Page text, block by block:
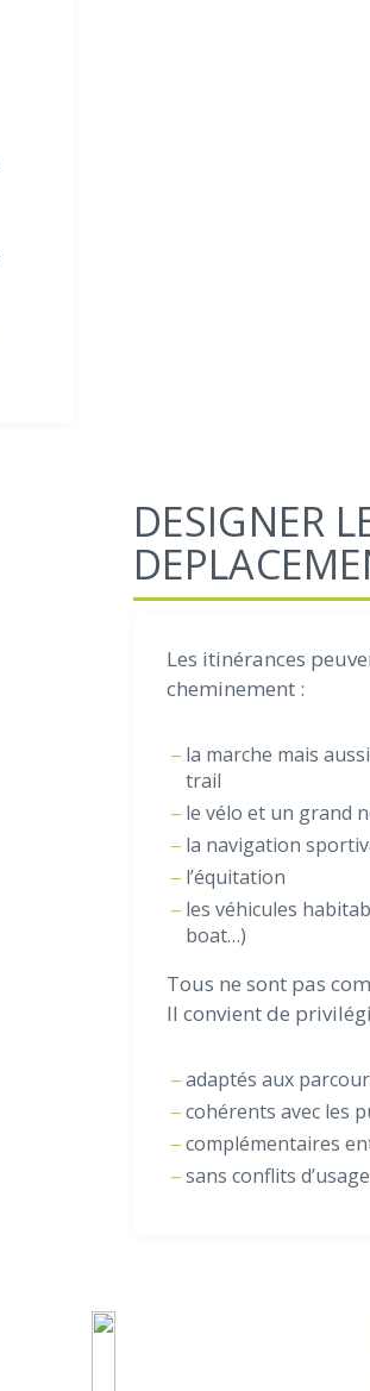
DESIGNER
Les itinérances
cheminement :
la marche mais
trail
le vélo et un grand
la navigation
l’équitation
les véhicules
boat…)
Tous ne sont pas
Il convient de
adaptés aux
cohérents avec les
complémentaires
sans conflits